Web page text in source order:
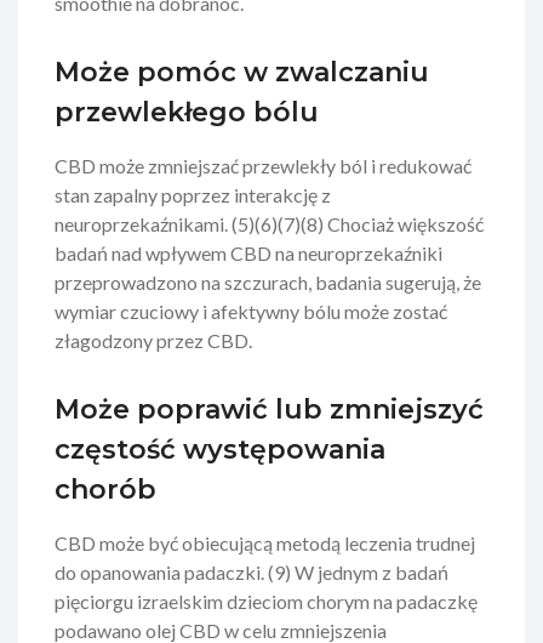
Może pomóc w zwalczaniu
przewlekłego bólu
CBD może zmniejszać przewlekły ból i redukować
stan zapalny poprzez interakcję z
neuroprzekaźnikami. (5)(6)(7)(8) Chociaż większość
badań nad wpływem CBD na neuroprzekaźniki
przeprowadzono na szczurach, badania sugerują, że
wymiar czuciowy i afektywny bólu może zostać
złagodzony przez CBD.
Może poprawić lub zmniejszyć
częstość występowania
chorób
CBD może być obiecującą metodą leczenia trudnej
do opanowania padaczki. (9) W jednym z badań
pięciorgu izraelskim dzieciom chorym na padaczkę
podawano olej CBD w celu zmniejszenia